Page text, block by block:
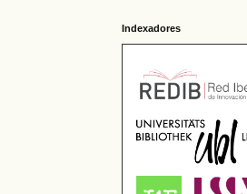
Indexadores